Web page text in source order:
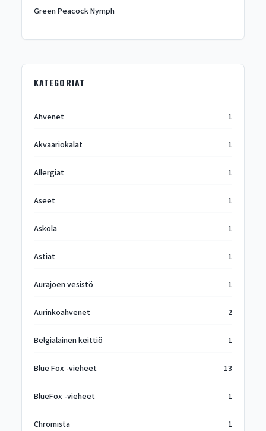
Green Peacock Nymph
KATEGORIAT
Ahvenet 1
Akvaariokalat 1
Allergiat 1
Aseet 1
Askola 1
Astiat 1
Aurajoen vesistö 1
Aurinkoahvenet 2
Belgialainen keittiö 1
Blue Fox -vieheet 13
BlueFox -vieheet 1
Chromista 1